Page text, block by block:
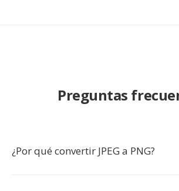
Preguntas
¿Por qué convertir JPEG a PNG?